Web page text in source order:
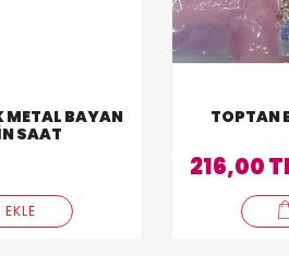
METAL BAYAN
SAAT
EKLE
TOPTAN
216,00